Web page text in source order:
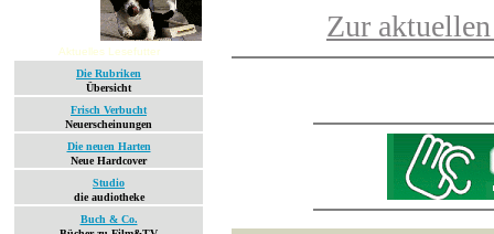
Aktuelles Lesefutter
Die Rubriken
Übersicht
Frisch Verbucht
Neuerscheinungen
Die neuen Harten
Neue Hardcover
Studio
die audiotheke
Buch & Co.
Zur